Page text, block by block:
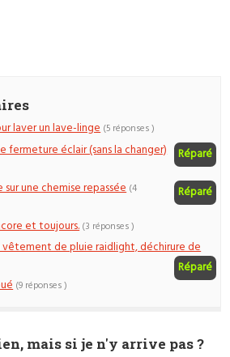
laver un lave-linge (5 réponses )
fermeture éclair (sans la changer) Réparé
une chemise repassée Réparé
(4
et toujours. (3 réponses )
vêtement de pluie raidlight, déchirure de
Réparé
(9 réponses )
mais si je n'y arrive pas ?